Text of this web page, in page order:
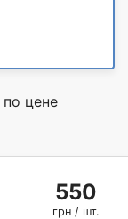
по цене
550
грн / шт.